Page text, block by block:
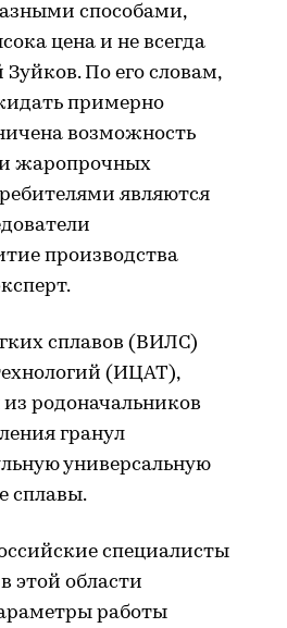
способами,
цена и не всегда
По его словам,
примерно
возможность
и жаропрочных
являются
производства
сплавов (ВИЛС)
(ИЦАТ),
родоначальников
гранул
универсальную
сплавы.
специалисты
этой области
работы